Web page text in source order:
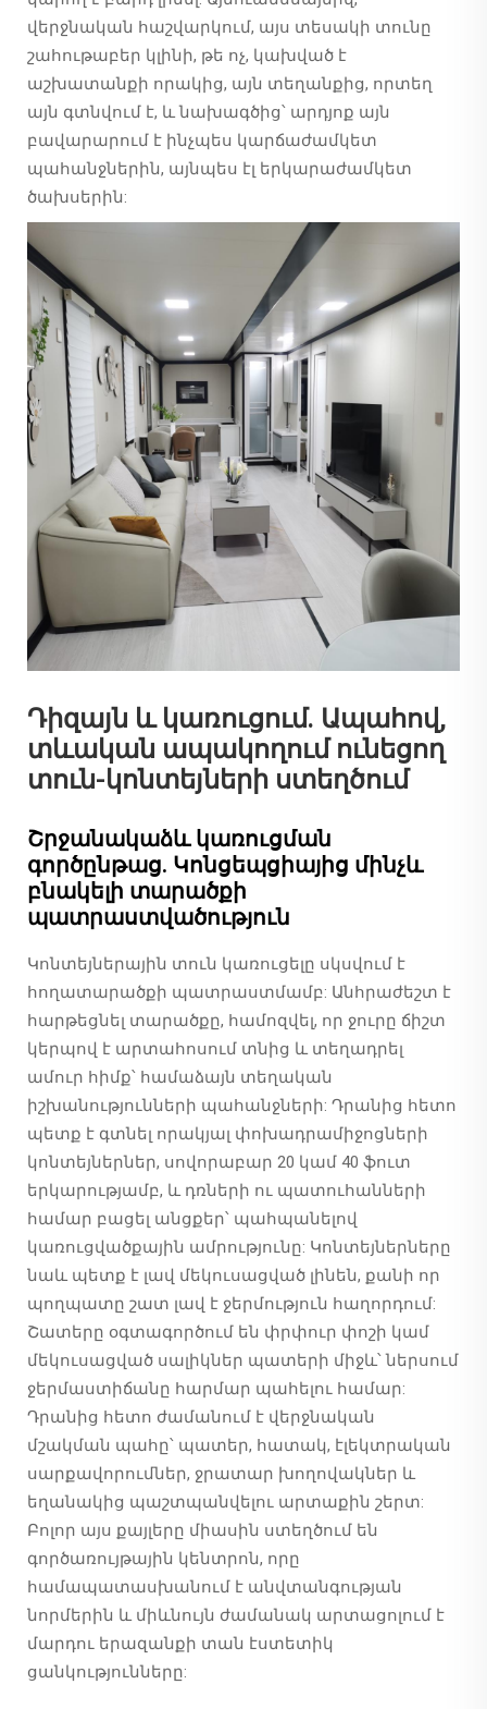
վերջնական հաշվարկում, այս տեսակի տունը
շահութաբեր կլինի, թե ոչ, կախված է
աշխատանքի որակից, այն տեղանքից, որտեղ
այն գտնվում է, և նախագծից՝ արդյոք այն
բավարարում է ինչպես կարճաժամկետ
պահանջներին, այնպես էլ երկարաժամկետ
ծախսերին:
Դիզայն և կառուցում. Ապահով,
տևական ապակողում ունեցող
տուն-կոնտեյների ստեղծում
Շրջանակաձև կառուցման
գործընթաց. Կոնցեպցիայից մինչև
բնակելի տարածքի
պատրաստվածություն
Կոնտեյներային տուն կառուցելը սկսվում է
հողատարածքի պատրաստմամբ: Անհրաժեշտ է
հարթեցնել տարածքը, համոզվել, որ ջուրը ճիշտ
կերպով է արտահոսում տնից և տեղադրել
ամուր հիմք՝ համաձայն տեղական
իշխանությունների պահանջների: Դրանից հետո
պետք է գտնել որակյալ փոխադրամիջոցների
կոնտեյներներ, սովորաբար 20 կամ 40 ֆուտ
երկարությամբ, և դռների ու պատուհանների
համար բացել անցքեր՝ պահպանելով
կառուցվածքային ամրությունը: Կոնտեյներները
նաև պետք է լավ մեկուսացված լինեն, քանի որ
պողպատը շատ լավ է ջերմություն հաղորդում:
Շատերը օգտագործում են փրփուր փոշի կամ
մեկուսացված սալիկներ պատերի միջև՝ ներսում
ջերմաստիճանը հարմար պահելու համար:
Դրանից հետո ժամանում է վերջնական
մշակման պահը՝ պատեր, հատակ, էլեկտրական
սարքավորումներ, ջրատար խողովակներ և
եղանակից պաշտպանվելու արտաքին շերտ:
Բոլոր այս քայլերը միասին ստեղծում են
գործառույթային կենտրոն, որը
համապատասխանում է անվտանգության
նորմերին և միևնույն ժամանակ արտացոլում է
մարդու երազանքի տան էստետիկ
ցանկությունները: